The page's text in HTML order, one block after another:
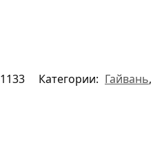
1133 Категории: Гайвань,